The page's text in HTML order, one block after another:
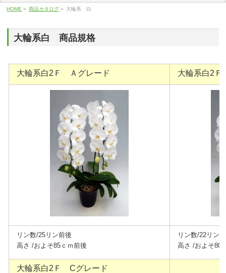
HOME » 商品カタログ » 大輪系 白
大輪系白 商品規格
大輪系白2Ｆ Ａグレード 大輪系白2
リン数/25リン前後
高さ /およそ85 ｃｍ前後
リン数/22リン
高さ /およそ80
大輪系白2Ｆ Cグレード